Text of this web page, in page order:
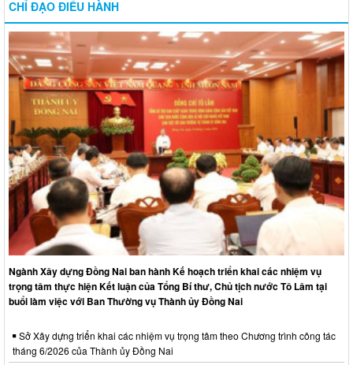
CHỈ ĐẠO ĐIỀU HÀNH
Ngành Xây dựng Đồng Nai ban hành Kế hoạch triển khai các nhiệm vụ
trọng tâm thực hiện Kết luận của Tổng Bí thư, Chủ tịch nước Tô Lâm tại
buổi làm việc với Ban Thường vụ Thành ủy Đồng Nai
Sở Xây dựng triển khai các nhiệm vụ trọng tâm theo Chương trình công tác
tháng 6/2026 của Thành ủy Đồng Nai